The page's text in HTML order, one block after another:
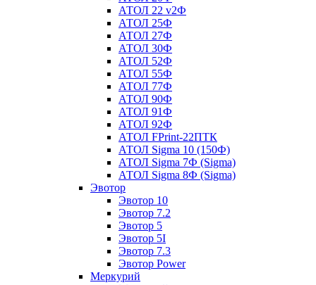
АТОЛ 22 v2Ф
АТОЛ 25Ф
АТОЛ 27Ф
АТОЛ 30Ф
АТОЛ 52Ф
АТОЛ 55Ф
АТОЛ 77Ф
АТОЛ 90Ф
АТОЛ 91Ф
АТОЛ 92Ф
АТОЛ FPrint-22ПТК
АТОЛ Sigma 10 (150Ф)
АТОЛ Sigma 7Ф (Sigma)
АТОЛ Sigma 8Ф (Sigma)
Эвотор
Эвотор 10
Эвотор 7.2
Эвотор 5
Эвотор 5I
Эвотор 7.3
Эвотор Power
Меркурий